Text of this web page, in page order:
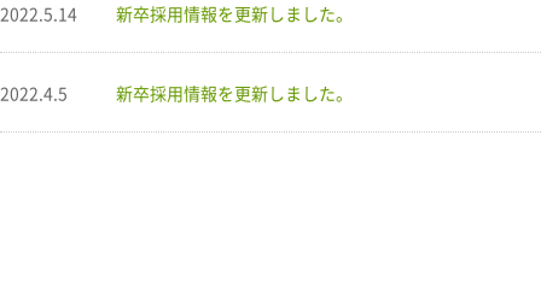
2022.5.14 新卒採用情報を更新しました。
2022.4.5 新卒採用情報を更新しました。